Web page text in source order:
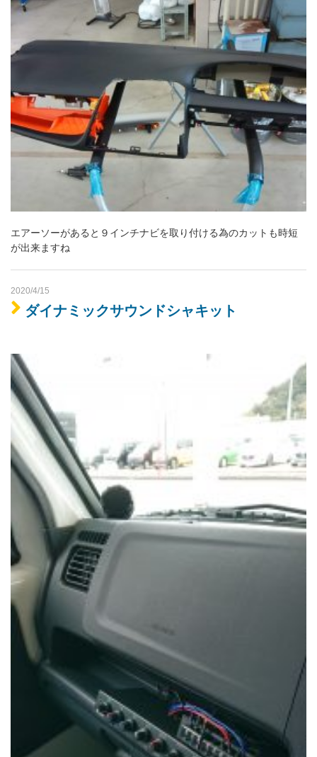
エアーソーがあると９インチナビを取り付ける為のカットも時短
が出来ますね
2020/4/15
ダイナミックサウンドシャキット